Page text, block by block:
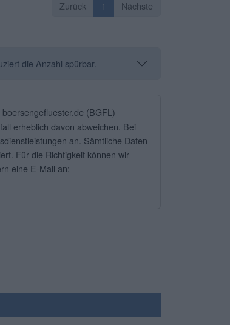
Zurück 1 Nächste
die Anzahl spürbar.
(BGFL)
erheblich davon abweichen. Bei
an. Sämtliche Daten
Für die Richtigkeit können wir
eine E-Mail an: